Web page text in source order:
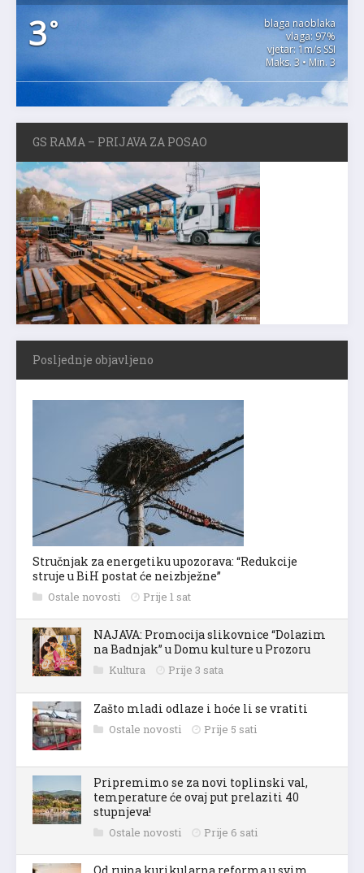
3°
blaga naoblaka
vlaga: 97%
vjetar: 1m/s SSI
Maks. 3 • Min. 3
GS RAMA – PRIJAVA ZA POSAO
Posljednje objavljeno
Stručnjak za energetiku upozorava: “Redukcije
struje u BiH postat će neizbježne”
Ostale novosti Prije 1 sat
NAJAVA: Promocija slikovnice “Dolazim
na Badnjak” u Domu kulture u Prozoru
Kultura Prije 3 sata
Zašto mladi odlaze i hoće li se vratiti
Ostale novosti Prije 5 sati
Pripremimo se za novi toplinski val,
temperature će ovaj put prelaziti 40
stupnjeva!
Ostale novosti Prije 6 sati